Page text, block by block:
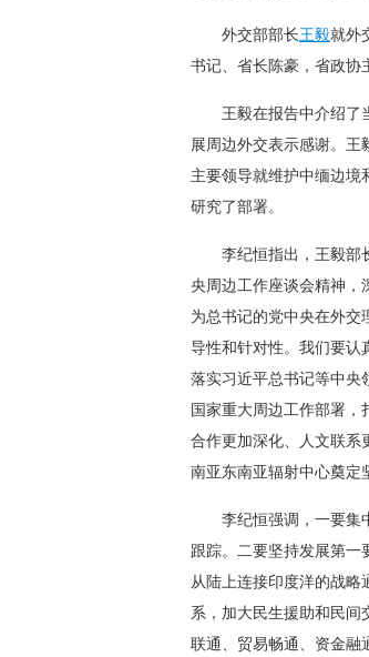
外交部部长王毅就外
书记、省长陈豪，省政协
王毅在报告中介绍了当
展周边外交表示感谢。王
主要领导就维护中缅边境
研究了部署。
李纪恒指出，王毅部长
央周边工作座谈会精神，
为总书记的党中央在外交
导性和针对性。我们要认
落实习近平总书记等中央
国家重大周边工作部署
合作更加深化、人文联系
南亚东南亚辐射中心奠定
李纪恒强调，一要集中
跟踪。二要坚持发展第一
从陆上连接印度洋的战略
系，加大民生援助和民间
联通、贸易畅通、资金融